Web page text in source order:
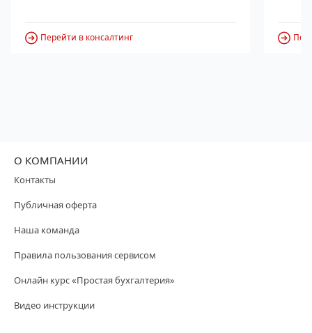
Перейти в консалтинг
О КОМПАНИИ
Контакты
Публичная оферта
Наша команда
Правила пользования сервисом
Онлайн курс «Простая бухгалтерия»
Видео инструкции